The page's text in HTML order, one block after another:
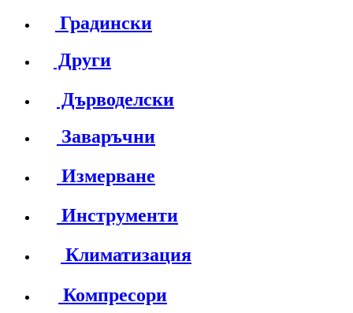
Градински
Други
Дърводелски
Заваръчни
Измерване
Инструменти
Климатизация
Компресори